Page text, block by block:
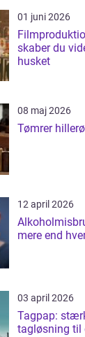
01 juni 2026
skaber du
husket
08 maj 2026
Tømrer
12 april 2026
Alkoholmisbrug når alkohol
mere end
03 april 2026
Tagpap:
tagløsning til